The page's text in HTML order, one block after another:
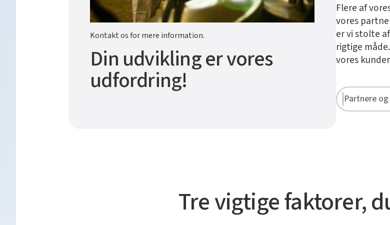
Kontakt os for mere information.
Din udvikling er vores
udfordring!
Flere af
vores
er vi stolte
rigtige
vores
Partnere
Tre vigtige faktorer,